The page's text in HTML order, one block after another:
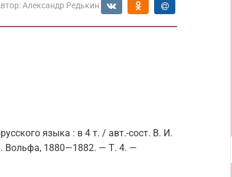
Александр Редькин
языка : в 4 т. / авт.-сост. В. И.
Вольфа, 1880—1882. — Т. 4. —